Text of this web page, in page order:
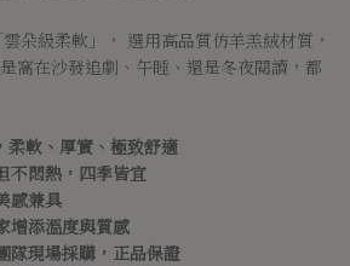
朵級柔軟」， 選用高品質仿羊羔絨材質，
窩在沙發追劇、午睡、還是冬夜閱讀，都
軟、厚實、極致舒適
不悶熱，四季皆宜
感兼具
增添溫度與質感
隊現場採購，正品保證